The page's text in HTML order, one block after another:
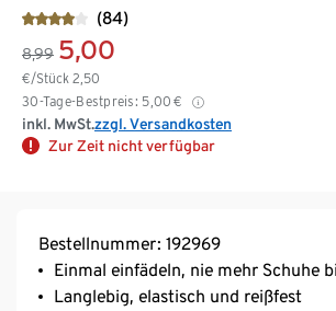
(84)
8,99 5,00
€/Stück 2,50
30-Tage-Bestpreis: 5,00 €
inkl. MwSt.zzgl. Versandkosten
Zur Zeit nicht verfügbar
Bestellnummer: 192969
Einmal einfädeln, nie mehr Schuhe
Langlebig, elastisch und reißfest